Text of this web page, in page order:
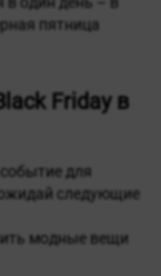
пятница
Friday в
для
следующие
модные вещи